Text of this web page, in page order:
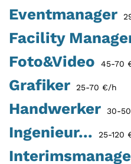
Eventmanager
Facility
Foto&Video 45-70
Grafiker 25-70 €/h
Handwerker 30-
Ingenieur... 25-120